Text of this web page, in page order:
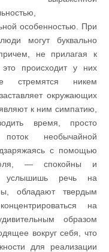
особенностью. При
могут буквально
не прилагая к
происходит у них
стремятся никем
окружающих
к ним симпатию,
время, просто
необычайной
с помощью
— спокойны и
услышишь речь на
обладают твердым
на
образом
вокруг себя, что
для реализации